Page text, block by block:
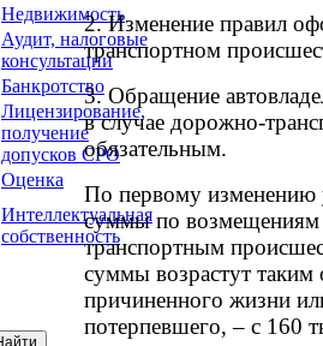
Недвижимость
Аудит, налоговые
консультации
Банкротство
Лицензирование,
получение
допусков СРО
Оценка
Интеллектуальная
собственность
2. Изменение правил
транспортном
3. Обращение
в случае дорожно-
обязательным.
По первому изменению
суммы по
транспортным
суммы возрастут
причиненного жизни
потерпевшего, – с 160